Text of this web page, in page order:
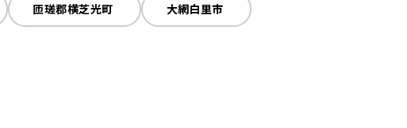
匝瑳郡横芝光町 大網白里市